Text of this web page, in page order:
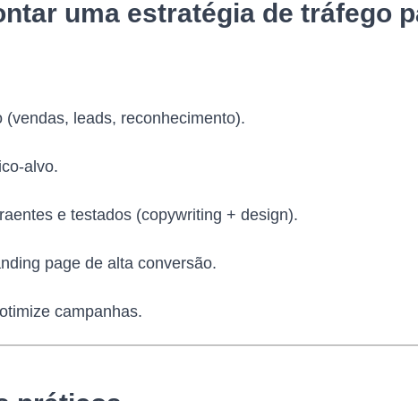
uma estratégia de tráfego
(vendas, leads, reconhecimento).
alvo.
e testados (copywriting + design).
page de alta conversão.
campanhas.